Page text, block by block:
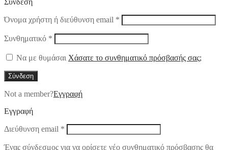
Όνομα χρήστη ή διεύθυνση email * Απαιτείται
Συνθηματικό * Απαιτείται
Να με θυμάσαι Χάσατε το συνθηματικό πρόσβασής σας;
Σύνδεση
Not a member?Εγγραφή
Εγγραφή
Διεύθυνση email * Απαιτείται
Ένας σύνδεσμος για να ορίσετε νέο συνθηματικό πρόσβασης θα